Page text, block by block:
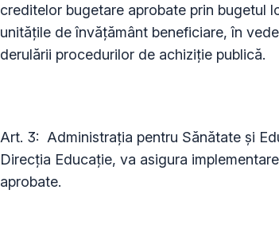
creditelor bugetare aprobate prin bugetul
unitățile de învățământ beneficiare, în
derulării procedurilor de achiziție publică.
Art. 3: Administrația pentru Sănătate și
Direcția Educație, va asigura
aprobate.